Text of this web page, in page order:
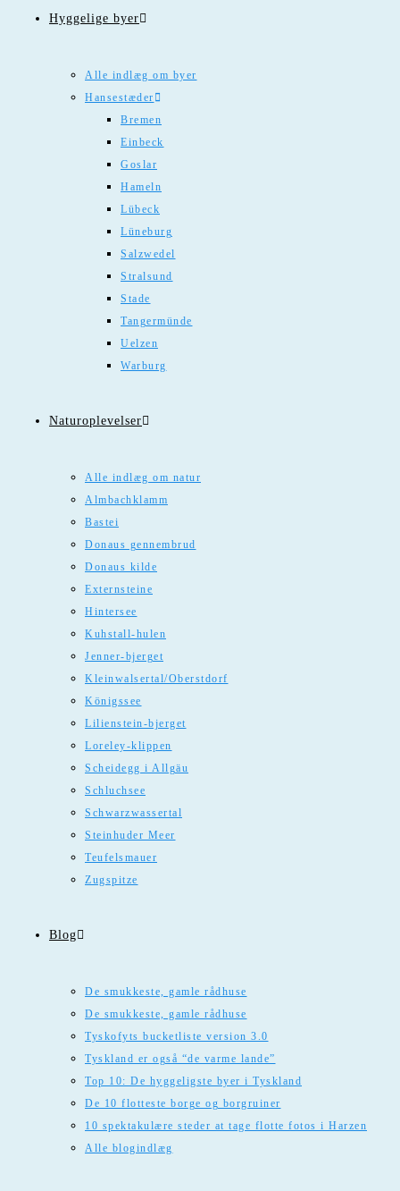
Hyggelige byer
Alle indlæg om byer
Hansestæder
Bremen
Einbeck
Goslar
Hameln
Lübeck
Lüneburg
Salzwedel
Stralsund
Stade
Tangermünde
Uelzen
Warburg
Naturoplevelser
Alle indlæg om natur
Almbachklamm
Bastei
Donaus gennembrud
Donaus kilde
Externsteine
Hintersee
Kuhstall-hulen
Jenner-bjerget
Kleinwalsertal/Oberstdorf
Königssee
Lilienstein-bjerget
Loreley-klippen
Scheidegg i Allgäu
Schluchsee
Schwarzwassertal
Steinhuder Meer
Teufelsmauer
Zugspitze
Blog
De smukkeste, gamle rådhuse
De smukkeste, gamle rådhuse
Tyskofyts bucketliste version 3.0
Tyskland er også “de varme lande”
Top 10: De hyggeligste byer i Tyskland
De 10 flotteste borge og borgruiner
10 spektakulære steder at tage flotte fotos i Harzen
Alle blogindlæg